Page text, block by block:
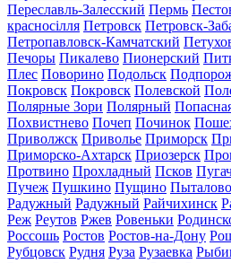
Переславль-Залесский Пермь
красносілля Петровск Петровск-
Петропавловск-Камчатский
Печоры Пикалево Пионерский
Плес Поворино Подольск
Покровск Покровск Полевской
Полярные Зори Полярный
Похвистнево Почеп Починок
Приволжск Приволье Приморск
Приморско-Ахтарск Приозерск
Протвино Прохладный Псков
Пучеж Пушкино Пущино Пыталово
Радужный Радужный Райчихинск
Реж Реутов Ржев Ровеньки
Россошь Ростов Ростов-на-Дону
Рубцовск Рудня Руза Рузаевка